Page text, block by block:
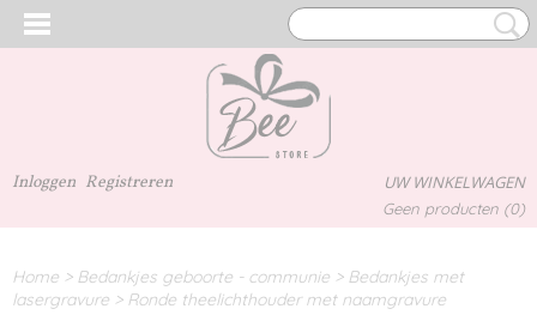
Inloggen Registreren UW WINKELWAGEN
Geen producten (0)
Home > Bedankjes geboorte - communie > Bedankjes met
lasergravure > Ronde theelichthouder met naamgravure